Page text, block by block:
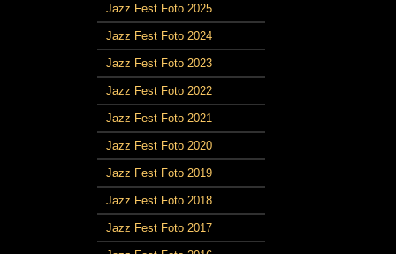
Jazz Fest Foto 2025
Jazz Fest Foto 2024
Jazz Fest Foto 2023
Jazz Fest Foto 2022
Jazz Fest Foto 2021
Jazz Fest Foto 2020
Jazz Fest Foto 2019
Jazz Fest Foto 2018
Jazz Fest Foto 2017